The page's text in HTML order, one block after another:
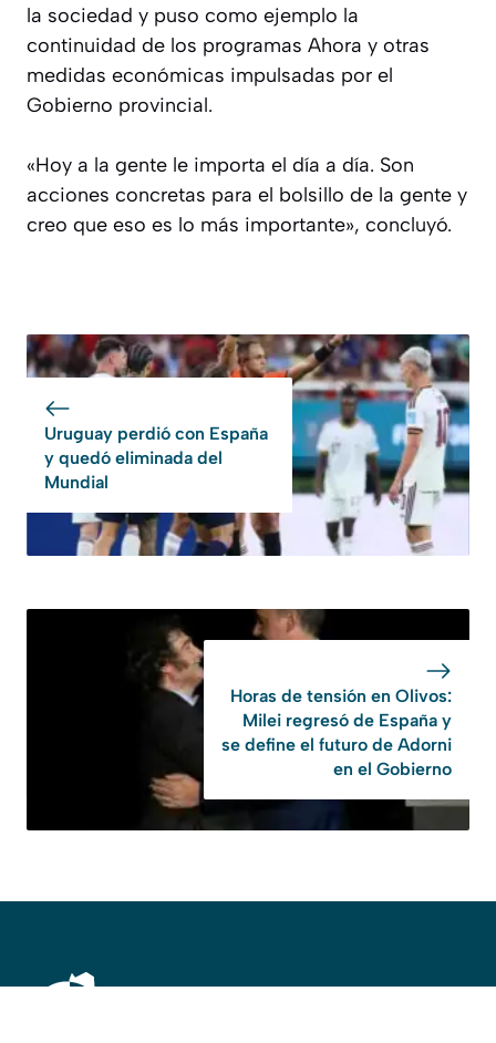
la sociedad y puso como ejemplo la
continuidad de los programas Ahora y otras
medidas económicas impulsadas por el
Gobierno provincial.
«Hoy a la gente le importa el día a día. Son
acciones concretas para el bolsillo de la gente y
creo que eso es lo más importante», concluyó.
Uruguay perdió con España
y quedó eliminada del
Mundial
Horas de tensión en Olivos:
Milei regresó de España y
se define el futuro de Adorni
en el Gobierno